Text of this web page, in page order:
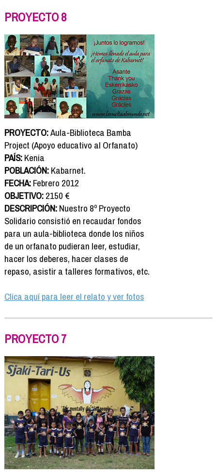
PROYECTO 8
PROYECTO:Aula-Biblioteca Bamba
Project (Apoyo educativo al Orfanato)
PAÍS:Kenia
POBLACIÓN:Kabarnet.
FECHA:Febrero 2012
OBJETIVO:2150 €
DESCRIPCIÓN:Nuestro 8º Proyecto
Solidario consistió en recaudar fondos
para un aula-biblioteca donde los niños
de un orfanato pudieran leer, estudiar,
hacer los deberes, hacer clases de
repaso, asistir a talleres formativos, etc.
Clica aquí para leer el relato y ver fotos
PROYECTO 7